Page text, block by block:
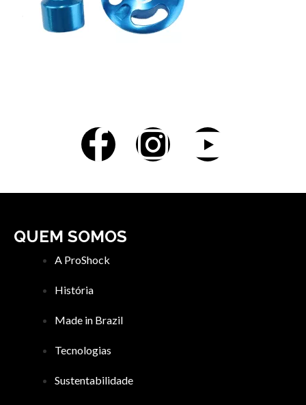
QUEM SOMOS
A ProShock
História
Made in Brazil
Tecnologias
Sustentabilidade